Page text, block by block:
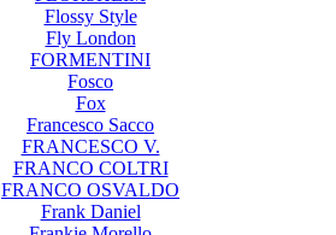
Flossy Style
Fly London
FORMENTINI
Fosco
Fox
Francesco Sacco
FRANCESCO V.
FRANCO COLTRI
FRANCO OSVALDO
Frank Daniel